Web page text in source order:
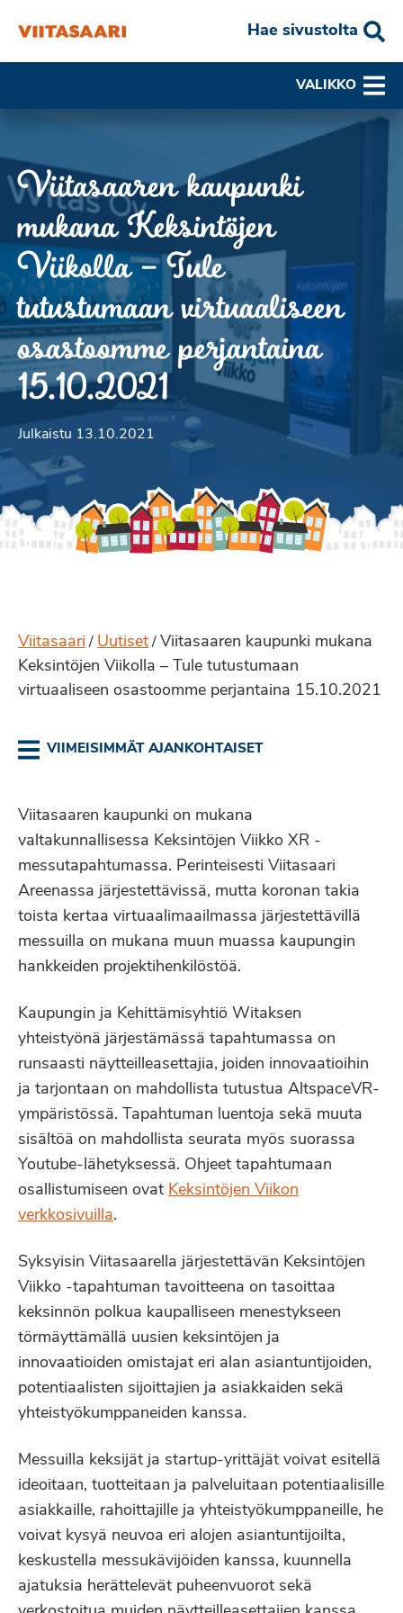
Hae sivustolta
VALIKKO
Viitasaaren kaupunki
mukana Keksintöjen
Viikolla – Tule
tutustumaan virtuaaliseen
osastoomme perjantaina
15.10.2021
Julkaistu 13.10.2021
Viitasaari / Uutiset / Viitasaaren kaupunki mukana
Keksintöjen Viikolla – Tule tutustumaan
virtuaaliseen osastoomme perjantaina 15.10.2021
VIIMEISIMMÄT AJANKOHTAISET
Viitasaaren kaupunki on mukana
valtakunnallisessa Keksintöjen Viikko XR -
messutapahtumassa. Perinteisesti Viitasaari
Areenassa järjestettävissä, mutta koronan takia
toista kertaa virtuaalimaailmassa järjestettävillä
messuilla on mukana muun muassa kaupungin
hankkeiden projektihenkilöstöä.
Kaupungin ja Kehittämisyhtiö Witaksen
yhteistyönä järjestämässä tapahtumassa on
runsaasti näytteilleasettajia, joiden innovaatioihin
ja tarjontaan on mahdollista tutustua AltspaceVR-
ympäristössä. Tapahtuman luentoja sekä muuta
sisältöä on mahdollista seurata myös suorassa
Youtube-lähetyksessä. Ohjeet tapahtumaan
osallistumiseen ovat Keksintöjen Viikon
verkkosivuilla.
Syksyisin Viitasaarella järjestettävän Keksintöjen
Viikko -tapahtuman tavoitteena on tasoittaa
keksinnön polkua kaupalliseen menestykseen
törmäyttämällä uusien keksintöjen ja
innovaatioiden omistajat eri alan asiantuntijoiden,
potentiaalisten sijoittajien ja asiakkaiden sekä
yhteistyökumppaneiden kanssa.
Messuilla keksijät ja startup-yrittäjät voivat esitellä
ideoitaan, tuotteitaan ja palveluitaan potentiaalisille
asiakkaille, rahoittajille ja yhteistyökumppaneille, he
voivat kysyä neuvoa eri alojen asiantuntijoilta,
keskustella messukävijöiden kanssa, kuunnella
ajatuksia herättelevät puheenvuorot sekä